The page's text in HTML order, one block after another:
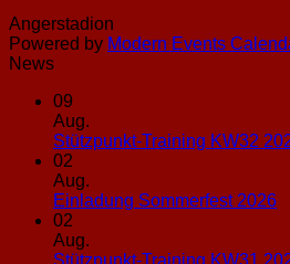
Angerstadion
Powered by Modern Events
News
09
Aug.
Stützpunkt-Training KW32
02
Aug.
Einladung Sommerfest 2026
02
Aug.
Stützpunkt-Training KW31